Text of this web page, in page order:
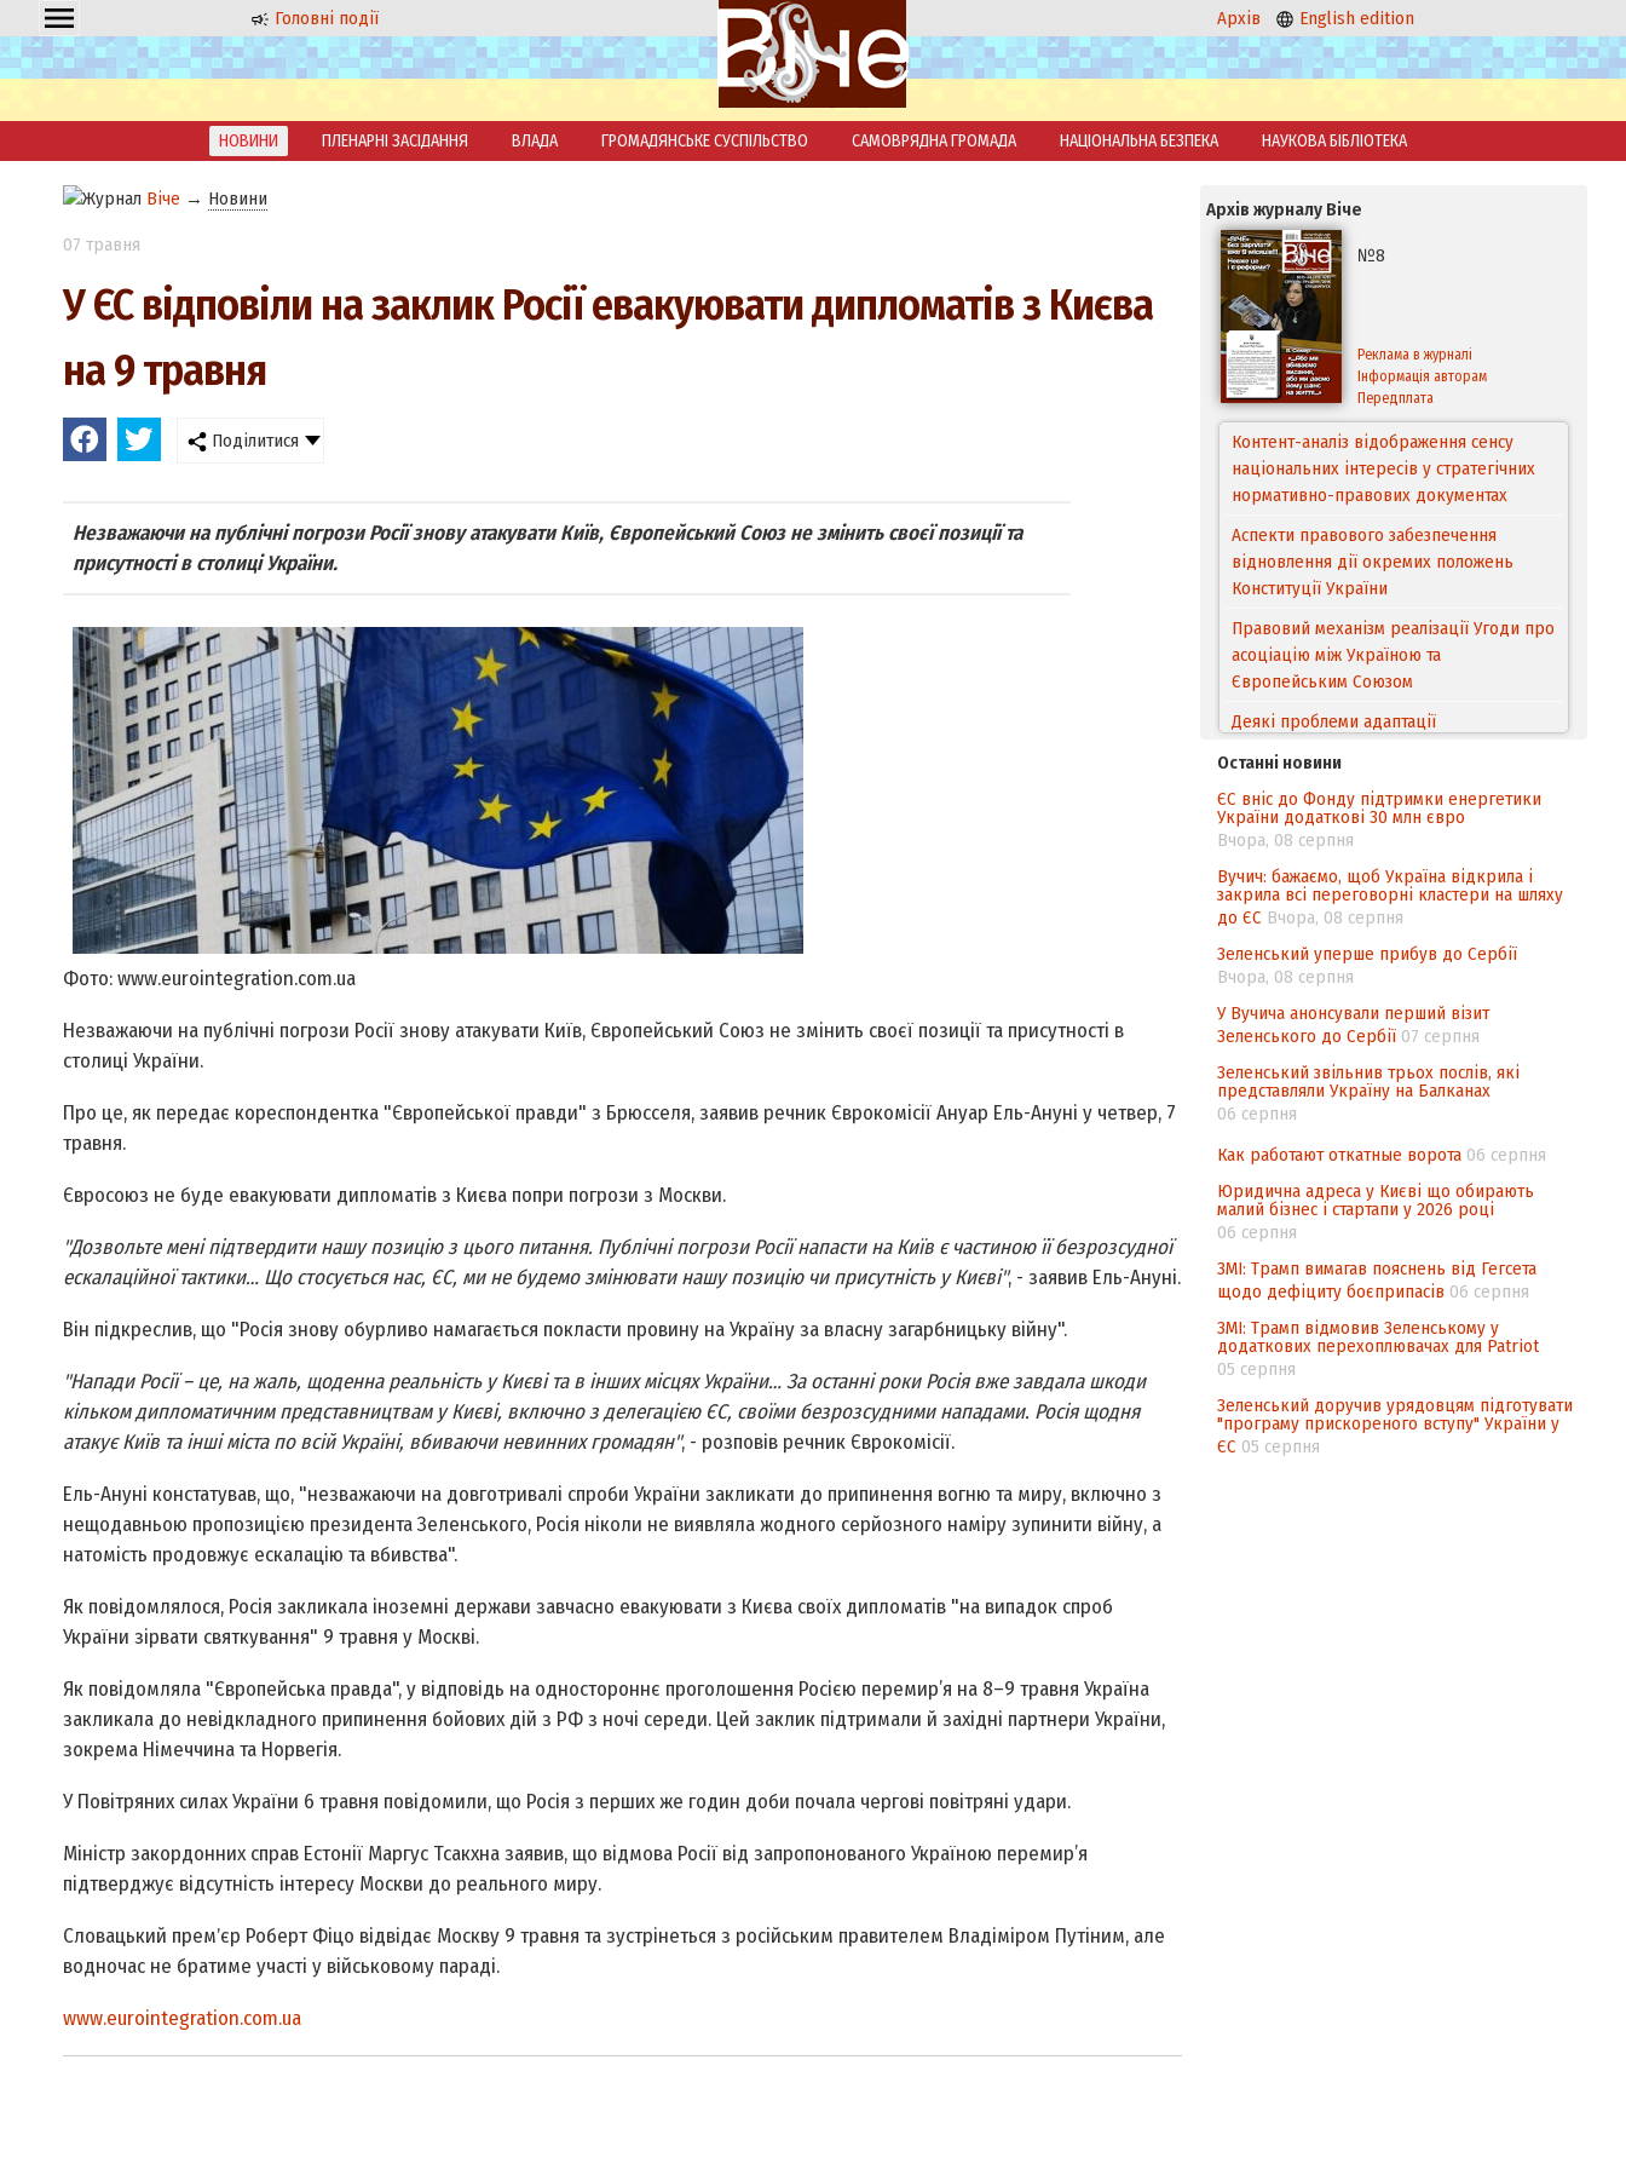
Головні події Архів English edition
НОВИНИ ПЛЕНАРНІ ЗАСІДАННЯ ВЛАДА ГРОМАДЯНСЬКЕ СУСПІЛЬСТВО САМОВРЯДНА ГРОМАДА НАЦІОНАЛЬНА БЕЗПЕКА НАУКОВА БІБЛІОТЕКА
Віче → Новини
07 травня
У ЄС відповіли на заклик Росії евакуювати дипломатів з Києва
на 9 травня
Поділитися
Незважаючи на публічні погрози Росії знову атакувати Київ, Європейський Союз не змінить своєї позиції та
присутності в столиці України.
Фото: www.eurointegration.com.ua
Незважаючи на публічні погрози Росії знову атакувати Київ, Європейський Союз не змінить своєї позиції та присутності в
столиці України.
Про це, як передає кореспондентка "Європейської правди" з Брюсселя, заявив речник Єврокомісії Ануар Ель-Ануні у четвер, 7
травня.
Євросоюз не буде евакуювати дипломатів з Києва попри погрози з Москви.
"Дозвольте мені підтвердити нашу позицію з цього питання. Публічні погрози Росії напасти на Київ є частиною її безрозсудної
ескалаційної тактики… Що стосується нас, ЄС, ми не будемо змінювати нашу позицію чи присутність у Києві", - заявив Ель-Ануні.
Він підкреслив, що "Росія знову обурливо намагається покласти провину на Україну за власну загарбницьку війну".
"Напади Росії – це, на жаль, щоденна реальність у Києві та в інших місцях України… За останні роки Росія вже завдала шкоди
кільком дипломатичним представництвам у Києві, включно з делегацією ЄС, своїми безрозсудними нападами. Росія щодня
атакує Київ та інші міста по всій Україні, вбиваючи невинних громадян", - розповів речник Єврокомісії.
Ель-Ануні констатував, що, "незважаючи на довготривалі спроби України закликати до припинення вогню та миру, включно з
нещодавньою пропозицією президента Зеленського, Росія ніколи не виявляла жодного серйозного наміру зупинити війну, а
натомість продовжує ескалацію та вбивства".
Як повідомлялося, Росія закликала іноземні держави завчасно евакуювати з Києва своїх дипломатів "на випадок спроб
України зірвати святкування" 9 травня у Москві.
Як повідомляла "Європейська правда", у відповідь на одностороннє проголошення Росією перемир’я на 8–9 травня Україна
закликала до невідкладного припинення бойових дій з РФ з ночі середи. Цей заклик підтримали й західні партнери України,
зокрема Німеччина та Норвегія.
У Повітряних силах України 6 травня повідомили, що Росія з перших же годин доби почала чергові повітряні удари.
Міністр закордонних справ Естонії Маргус Тсакхна заявив, що відмова Росії від запропонованого Україною перемир’я
підтверджує відсутність інтересу Москви до реального миру.
Словацький премʼєр Роберт Фіцо відвідає Москву 9 травня та зустрінеться з російським правителем Владіміром Путіним, але
водночас не братиме участі у військовому параді.
www.eurointegration.com.ua
Архів журналу Віче
№8
Реклама в журналі
Інформація авторам
Передплата
Контент-аналіз відображення сенсу
національних інтересів у стратегічних
нормативно-правових документах
Аспекти правового забезпечення
відновлення дії окремих положень
Конституції України
Правовий механізм реалізації Угоди про
асоціацію між Україною та
Європейським Cоюзом
Деякі проблеми адаптації
походження товарів відповідно до
Угоди про торговельні аспекти прав
інтелектуальної власності (TRIPS) у
контексті євроінтеграції
Аналіз виборчого законодавства щодо
невизначеності механізму повторного
підрахунку голосів виборців
Інформаційна безпека суспільства
Останні новини
ЄС вніс до Фонду підтримки енергетики
України додаткові 30 млн євро
Вчора, 08 серпня
Вучич: бажаємо, щоб Україна відкрила і
закрила всі переговорні кластери на шляху
до ЄС Вчора, 08 серпня
Зеленський уперше прибув до Сербії
Вчора, 08 серпня
У Вучича анонсували перший візит
Зеленського до Сербії 07 серпня
Зеленський звільнив трьох послів, які
представляли Україну на Балканах
06 серпня
Как работают откатные ворота 06 серпня
Юридична адреса у Києві що обирають
малий бізнес і стартапи у 2026 році
06 серпня
ЗМІ: Трамп вимагав пояснень від Гегсета
щодо дефіциту боєприпасів 06 серпня
ЗМІ: Трамп відмовив Зеленському у
додаткових перехоплювачах для Patriot
05 серпня
Зеленський доручив урядовцям підготувати
"програму прискореного вступу" України у
ЄС 05 серпня